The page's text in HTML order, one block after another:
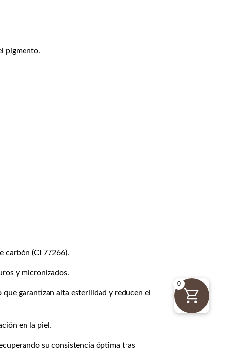
pigmento.
carbón (CI 77266).
y micronizados.
garantizan alta esterilidad y reducen el
en la piel.
su consistencia óptima tras
0